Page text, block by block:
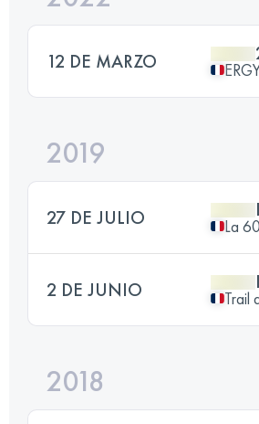
12 DE MARZO
2019
27 DE JULIO La
2 DE JUNIO Trail
2018